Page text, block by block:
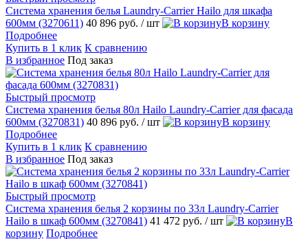
Система хранения белья Laundry-Carrier Hailo для шкафа
600мм (3270611) 40 896 руб. / шт
В корзину
Подробнее
Купить в 1 клик К сравнению
В избранное Под заказ
Быстрый просмотр
Система хранения белья 80л Hailo Laundry-Carrier для фасада
600мм (3270831) 40 896 руб. / шт
В корзину
Подробнее
Купить в 1 клик К сравнению
В избранное Под заказ
Быстрый просмотр
Система хранения белья 2 корзины по 33л Laundry-Carrier
Hailo в шкаф 600мм (3270841) 41 472 руб. / шт
В
корзину Подробнее